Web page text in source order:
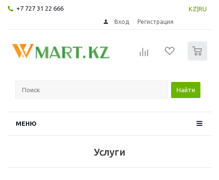
+7 727 31 22 666 KZ RU
Вход Регистрация
Найти
МЕНЮ
Услуги